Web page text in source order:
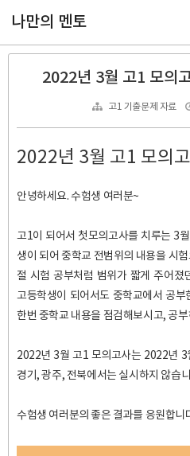
나만의 멘토
2022년 3월 고1 모의
고1 기출문제 자료
2022년 3월 고1 모의
안녕하세요. 수험생 여러분~
고1이 되어서 첫모의고사를 치루는 3
생이 되어 중학교 전범위의 내용을 시
절 시험 공부처럼 범위가 짧게 주어졌
고등학생이 되어서도 중학교에서 공부
한번 중학교 내용을 점검해보시고, 공
2022년 3월 고1 모의고사는 2022년
경기, 광주, 전북에서는 실시하지 않습
수험생 여러분의 좋은 결과를 응원합니